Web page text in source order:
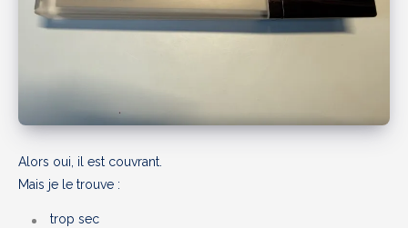
Alors oui, il est couvrant.
Mais je le trouve :
trop sec